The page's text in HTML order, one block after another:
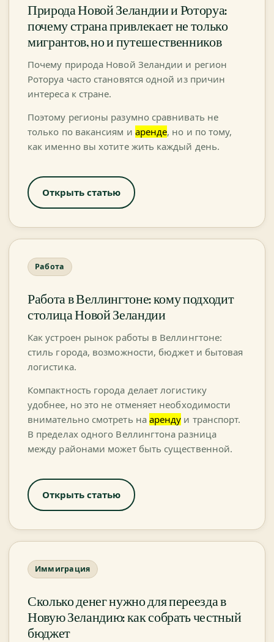
Природа Новой Зеландии и Роторуа:
почему страна привлекает не только
мигрантов, но и путешественников
Почему природа Новой Зеландии и регион
Роторуа часто становятся одной из причин
интереса к стране.
Поэтому регионы разумно сравнивать не
только по вакансиям и аренде, но и по тому,
как именно вы хотите жить каждый день.
Открыть статью
Работа
Работа в Веллингтоне: кому подходит
столица Новой Зеландии
Как устроен рынок работы в Веллингтоне:
стиль города, возможности, бюджет и бытовая
логистика.
Компактность города делает логистику
удобнее, но это не отменяет необходимости
внимательно смотреть на аренду и транспорт.
В пределах одного Веллингтона разница
между районами может быть существенной.
Открыть статью
Иммиграция
Сколько денег нужно для переезда в
Новую Зеландию: как собрать честный
бюджет